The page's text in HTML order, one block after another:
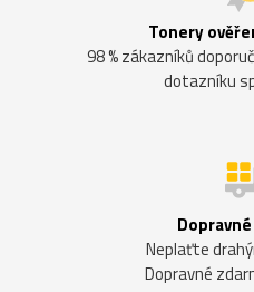
Tonery
98 % zákazníků
dotazníku
Neplaťte
Dopravné